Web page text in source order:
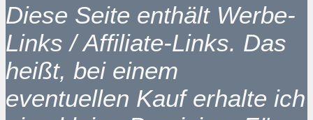
Diese Seite enthält Werbe-
Links / Affiliate-Links. Das
heißt, bei einem
eventuellen Kauf erhalte ich